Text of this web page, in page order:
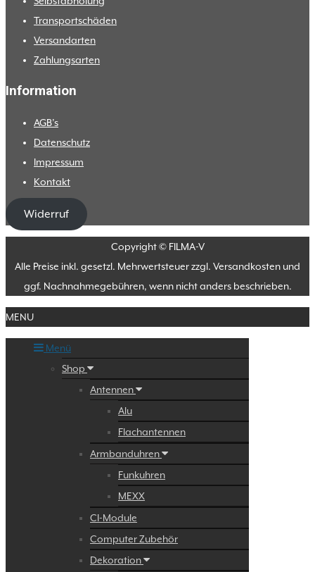
Transportschäden
Versandarten
Zahlungsarten
Information
AGB’s
Datenschutz
Impressum
Kontakt
Widerruf
Copyright © FILMA-V
Alle Preise inkl. gesetzl. Mehrwertsteuer zzgl. Versandkosten und
ggf. Nachnahmegebühren, wenn nicht anders beschrieben.
MENU
Menü
Shop
Antennen
Alu
Flachantennen
Armbanduhren
Funkuhren
MEXX
CI-Module
Computer Zubehör
Dekoration